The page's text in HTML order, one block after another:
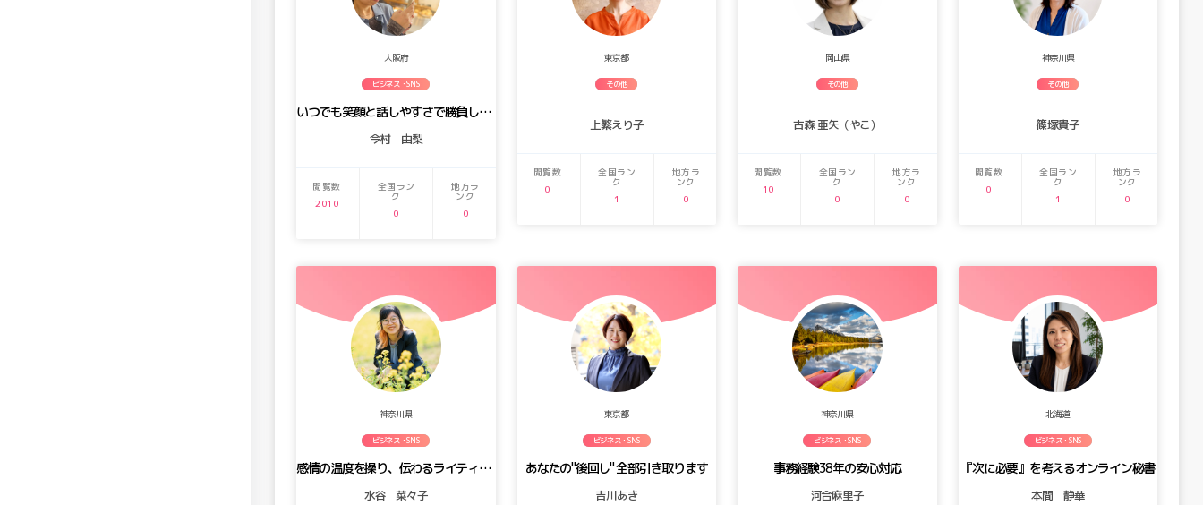
大阪府
ビジネス・SNS
いつでも笑顔と話しやすさで勝負します！
今村 由梨
閲覧数
2010
全国ラン
ク
0
地方ラ
ンク
0
東京都
その他
上繁えり子
閲覧数
0
全国ラン
ク
1
地方ラ
ンク
0
岡山県
その他
古森 亜矢（やこ）
閲覧数
10
全国ラン
ク
0
地方ラ
ンク
0
神奈川県
その他
篠塚貴子
閲覧数
0
全国ラン
ク
1
地方ラ
ンク
0
神奈川県
ビジネス・SNS
感情の温度を操り、伝わるライティングへ
水谷 菜々子
東京都
ビジネス・SNS
あなたの"後回し" 全部引き取ります
吉川あき
神奈川県
ビジネス・SNS
事務経験38年の安心対応
河合麻里子
北海道
ビジネス・SNS
『次に必要』を考えるオンライン秘書
本間 静華